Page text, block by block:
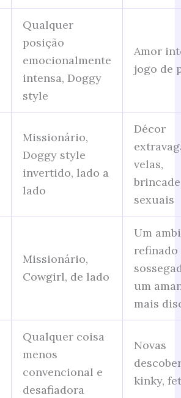
Qualquer
posição
emocionalmente
intensa, Doggy
style
Amor
jogo de
Missionário,
Doggy style
invertido, lado a
lado
Décor
velas,
sexuais
Missionário,
Cowgirl, de lado
Um
refinado
um
mais
Qualquer coisa
menos
convencional e
desafiadora
Novas
kinky,